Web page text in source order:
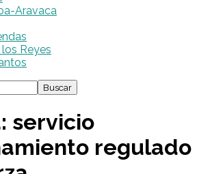
Aravaca
los Reyes
servicio
regulado